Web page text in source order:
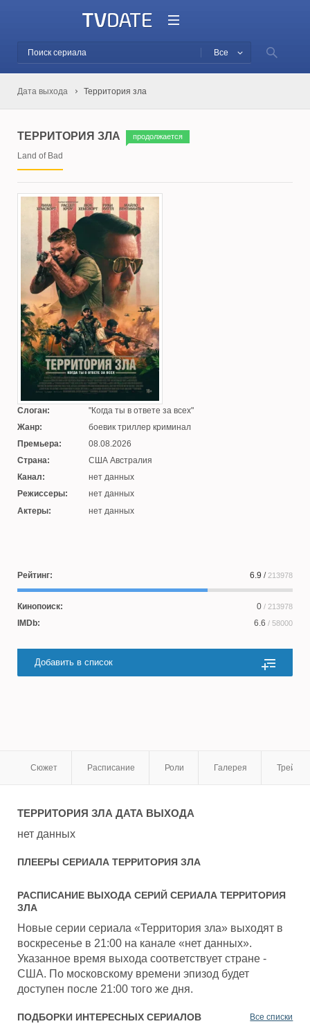
Все
Дата выхода Территория зла
ТЕРРИТОРИЯ ЗЛА продолжается
Land of Bad
Слоган:
Когда ты в ответе за всех
Жанр:
боевик триллер криминал
Премьера:
08.08.2026
Страна:
США Австралия
Канал:
нет данных
Режиссеры:
нет данных
Актеры:
нет данных
Рейтинг: 6.9 / 213978
Кинопоиск: 0 / 213978
IMDb: 6.6 / 58000
Добавить в список
Сюжет Расписание Роли Галерея
ТЕРРИТОРИЯ ЗЛА ДАТА ВЫХОДА
нет данных
ПЛЕЕРЫ СЕРИАЛА ТЕРРИТОРИЯ ЗЛА
РАСПИСАНИЕ ВЫХОДА СЕРИЙ СЕРИАЛА ТЕРРИТОРИЯ
ЗЛА
Новые серии сериала «Территория зла» выходят в
воскресенье в 21:00 на канале «нет данных».
Указанное время выхода соответствует стране -
США. По московскому времени эпизод будет
доступен после 21:00 того же дня.
ПОДБОРКИ ИНТЕРЕСНЫХ СЕРИАЛОВ Все списки